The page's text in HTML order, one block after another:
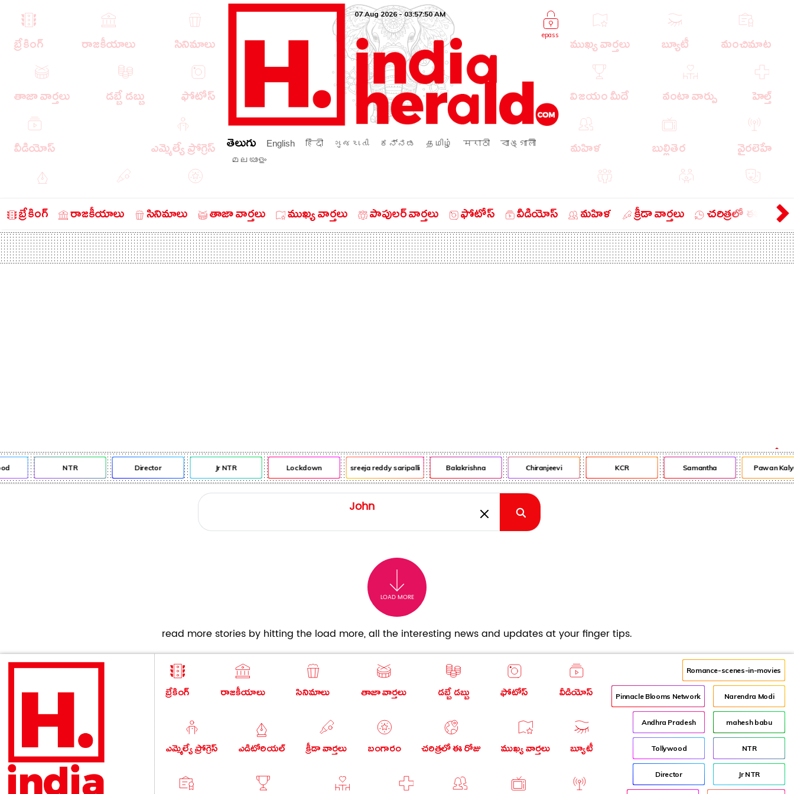
బ్రేకింగ్ రాజకీయాలు సినిమాలు
తాజా వార్తలు డబ్బే డబ్బు ఫోటోస్
వీడియోస్ ఎమ్మెల్యే ప్రోగ్రెస్
ఎడిటోరియల్
చరిత్రలో ఈ రోజు నేరాలు ఆటో
epass
07 Aug 2026 - 03:57:51 AM
తెలుగు English हिंदी ગુજરાતી ಕನ್ನಡ தமிழ் मराठी
বাঙ্গালী
മലയാളം
ముఖ్య వార్తలు బ్యూటీ మంచిమాట
విజయం మీదే వంటా వార్పు హెల్త్
మహిళ బుల్లితెర వైరలెహే
పాపులర్ వార్తలు
బిజినెస్ ఎడ్యుకేషన్ లైఫ్ స్టైల్
బ్రేకింగ్ రాజకీయాలు సినిమాలు తాజా వార్తలు ముఖ్య వార్తలు పాపులర్ వార్తలు ఫోటోస్ వీడియోస్ మహిళ క్రీడా వార్తలు చరిత్రలో ఈ రోజు
NTR Director Jr NTR Lockdown sreeja reddy saripalli Balakrishna Chiranjeevi KCR Samantha Pawan
LOAD MORE
read more stories by hitting the load more, all the interesting news and updates at your finger tips.
బ్రేకింగ్ రాజకీయాలు సినిమాలు తాజా వార్తలు డబ్బే డబ్బు ఫోటోస్ వీడియోస్
ఎమ్మెల్యే ప్రోగ్రెస్ ఎడిటోరియల్ క్రీడా వార్తలు బంగారం చరిత్రలో ఈ రోజు ముఖ్య వార్తలు బ్యూటీ
Romance-scenes-in-movies
Pinnacle Blooms Network Narendra Modi
Andhra Pradesh mahesh babu
Tollywood NTR
Director Jr NTR